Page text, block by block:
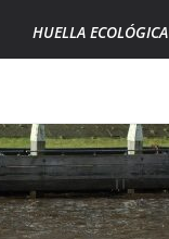
HUELLA ECOLÓGICA